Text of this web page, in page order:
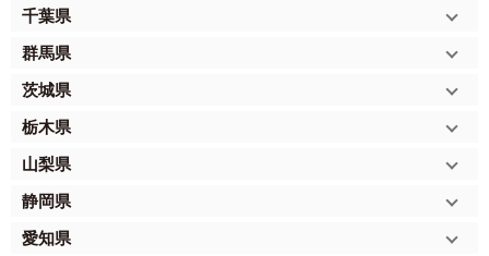
千葉県
群馬県
茨城県
栃木県
山梨県
静岡県
愛知県